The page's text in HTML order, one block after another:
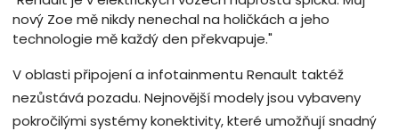
nový Zoe mě nikdy nenechal na holičkách a jeho
technologie mě každý den překvapuje."
V oblasti připojení a infotainmentu Renault taktéž
nezůstává pozadu. Nejnovější modely jsou vybaveny
pokročilými systémy konektivity, které umožňují snadný